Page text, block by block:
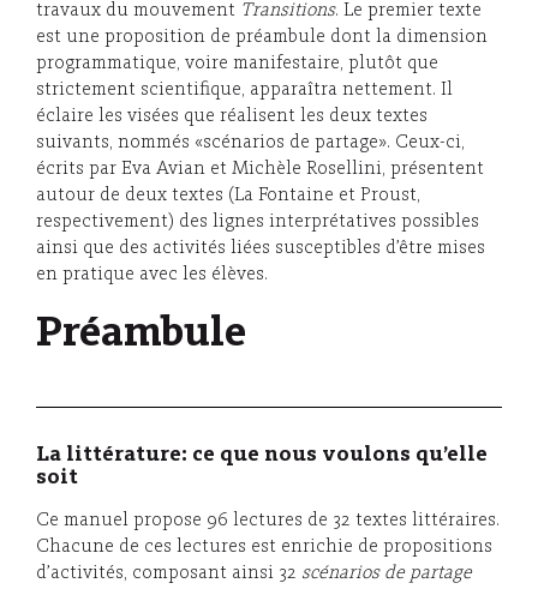
travaux du mouvement Transitions. Le premier texte
est une proposition de préambule dont la dimension
programmatique, voire manifestaire, plutôt que
strictement scientifique, apparaîtra nettement. Il
éclaire les visées que réalisent les deux textes
suivants, nommés «scénarios de partage». Ceux-ci,
écrits par Eva Avian et Michèle Rosellini, présentent
autour de deux textes (La Fontaine et Proust,
respectivement) des lignes interprétatives possibles
ainsi que des activités liées susceptibles d’être mises
en pratique avec les élèves.
Préambule
La littérature: ce que nous voulons qu’elle
soit
Ce manuel propose 96 lectures de 32 textes littéraires.
Chacune de ces lectures est enrichie de propositions
d’activités, composant ainsi 32 scénarios de partage